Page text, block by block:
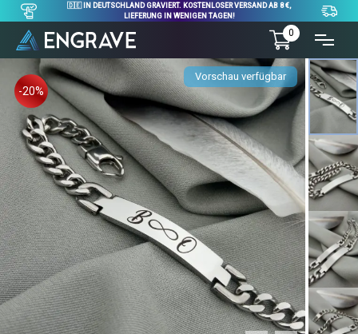
🇩🇪 IN DEUTSCHLAND GRAVIERT. KOSTENLOSER VERSAND AB 8 €,
LIEFERUNG IN WENIGEN TAGEN!
0
Vorschau verfügbar
-20%